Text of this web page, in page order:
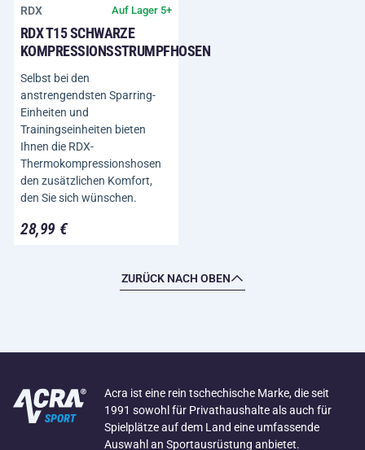
RDX Auf Lager 5+
RDX T15 SCHWARZE
KOMPRESSIONSSTRUMPFHOSEN
Selbst bei den
anstrengendsten Sparring-
Einheiten und
Trainingseinheiten bieten
Ihnen die RDX-
Thermokompressionshosen
den zusätzlichen Komfort,
den Sie sich wünschen.
28,99 €
ZURÜCK NACH OBEN
Acra ist eine rein tschechische Marke, die seit
1991 sowohl für Privathaushalte als auch für
Spielplätze auf dem Land eine umfassende
Auswahl an Sportausrüstung anbietet.